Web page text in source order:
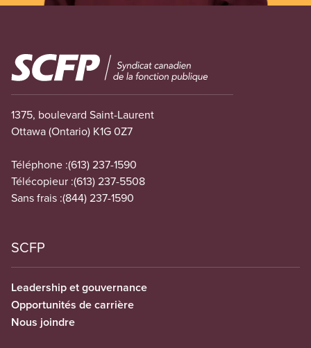
Image
1375, boulevard Saint-Laurent
Ottawa (Ontario) K1G 0Z7
Téléphone :(613) 237-1590
Télécopieur :(613) 237-5508
Sans frais :(844) 237-1590
SCFP
Leadership et gouvernance
Opportunités de carrière
Nous joindre